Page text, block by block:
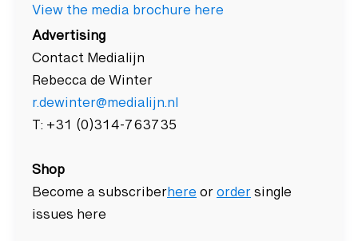
View the media brochure here
Advertising
Contact Medialijn
Rebecca de Winter
r.dewinter@medialijn.nl
T: +31 (0)314-763735
Shop
Become a subscriberhereorordersingle
issues here